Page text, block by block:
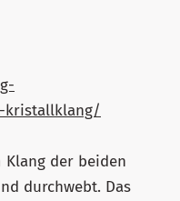
kristallklang/
Klang der beiden
durchwebt. Das